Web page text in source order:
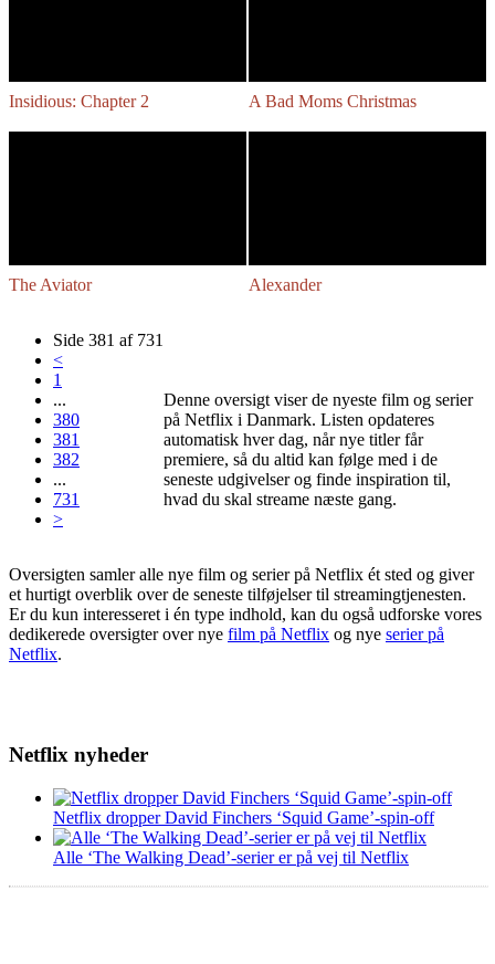
Insidious: Chapter 2 A Bad Moms Christmas
The Aviator Alexander
Side 381 af 731
<
1
...
380
381
382
...
731
>
Denne oversigt viser de nyeste film og serier
på Netflix i Danmark. Listen opdateres
automatisk hver dag, når nye titler får
premiere, så du altid kan følge med i de
seneste udgivelser og finde inspiration til,
hvad du skal streame næste gang.
Oversigten samler alle nye film og serier på Netflix ét sted og giver
et hurtigt overblik over de seneste tilføjelser til streamingtjenesten.
Er du kun interesseret i én type indhold, kan du også udforske vores
dedikerede oversigter over nye film på Netflix og nye serier på
Netflix.
Netflix nyheder
Netflix dropper David Finchers ‘Squid Game’-spin-off
Alle ‘The Walking Dead’-serier er på vej til Netflix